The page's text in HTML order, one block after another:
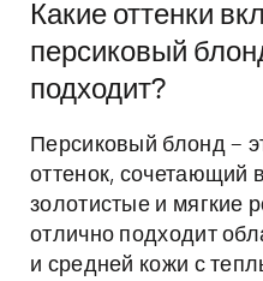
Какие оттенки
персиковый
подходит?
Персиковый блонд –
оттенок, сочетающий
золотистые и мягкие
отлично подходит
и средней кожи с